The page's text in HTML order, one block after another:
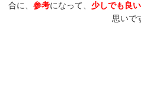
合に、 参考になって、 少しでも良
思いで